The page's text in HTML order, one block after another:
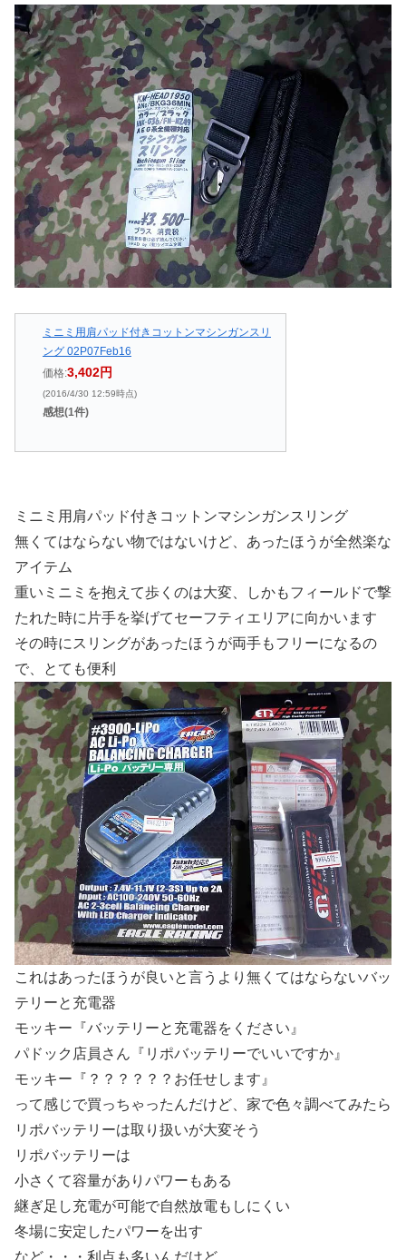
ミニミ用肩パッド付きコットンマシンガンスリ
ング 02P07Feb16
価格:3,402円
(2016/4/30 12:59時点)
感想(1件)
ミニミ用肩パッド付きコットンマシンガンスリング
無くてはならない物ではないけど、あったほうが全然楽な
アイテム
重いミニミを抱えて歩くのは大変、しかもフィールドで撃
たれた時に片手を挙げてセーフティエリアに向かいます
その時にスリングがあったほうが両手もフリーになるの
で、とても便利
これはあったほうが良いと言うより無くてはならないバッ
テリーと充電器
モッキー『バッテリーと充電器をください』
パドック店員さん『リポバッテリーでいいですか』
モッキー『？？？？？？お任せします』
って感じで買っちゃったんだけど、家で色々調べてみたら
リポバッテリーは取り扱いが大変そう
リポバッテリーは
小さくて容量がありパワーもある
継ぎ足し充電が可能で自然放電もしにくい
冬場に安定したパワーを出す